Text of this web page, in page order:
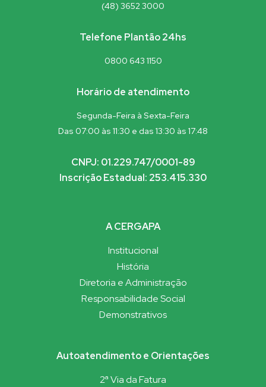
(48) 3652 3000
Telefone Plantão 24hs
0800 643 1150
Horário de atendimento
Segunda-Feira à Sexta-Feira
Das 07:00 às 11:30 e das 13:30 às 17:48
CNPJ: 01.229.747/0001-89
Inscrição Estadual: 253.415.330
A CERGAPA
Institucional
História
Diretoria e Administração
Responsabilidade Social
Demonstrativos
Autoatendimento e Orientações
2ª Via da Fatura